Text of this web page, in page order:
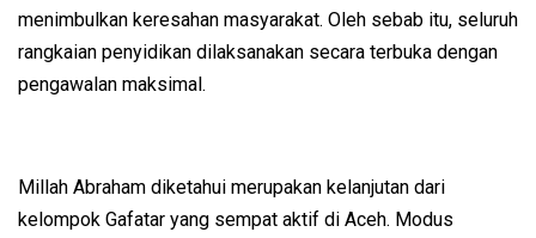
menimbulkan keresahan masyarakat. Oleh sebab itu, seluruh
rangkaian penyidikan dilaksanakan secara terbuka dengan
pengawalan maksimal.
Millah Abraham diketahui merupakan kelanjutan dari
kelompok Gafatar yang sempat aktif di Aceh. Modus